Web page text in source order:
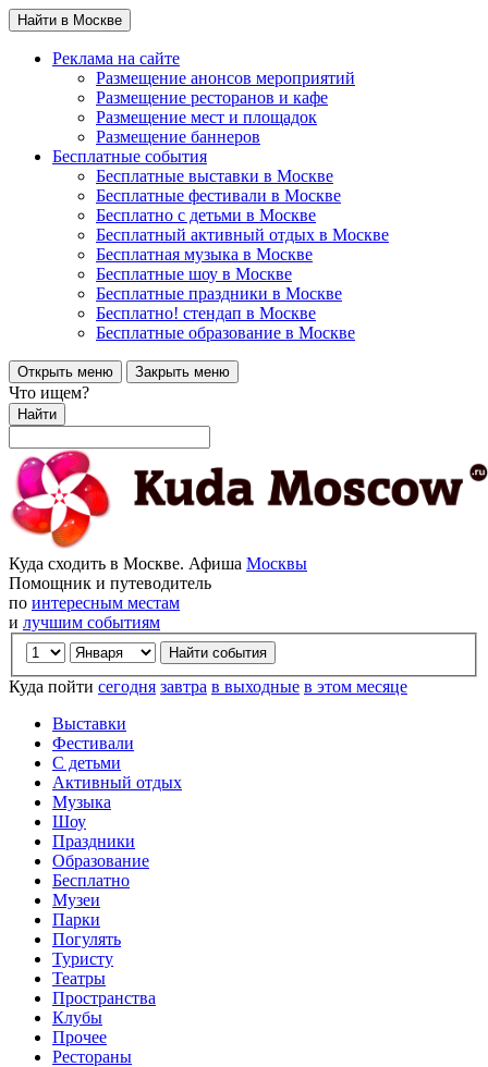
Найти в Москве
Реклама на сайте
Размещение анонсов мероприятий
Размещение ресторанов и кафе
Размещение мест и площадок
Размещение баннеров
Бесплатные события
Бесплатные выставки в Москве
Бесплатные фестивали в Москве
Бесплатно с детьми в Москве
Бесплатный активный отдых в Москве
Бесплатная музыка в Москве
Бесплатные шоу в Москве
Бесплатные праздники в Москве
Бесплатно! стендап в Москве
Бесплатные образование в Москве
Открыть меню Закрыть меню
Что ищем?
Найти
Куда сходить в Москве. Афиша Москвы
Помощник и путеводитель
по интересным местам
и лучшим событиям
Куда пойти сегодня завтра в выходные в этом месяце
Выставки
Фестивали
С детьми
Активный отдых
Музыка
Шоу
Праздники
Образование
Бесплатно
Музеи
Парки
Погулять
Туристу
Театры
Пространства
Клубы
Прочее
Рестораны